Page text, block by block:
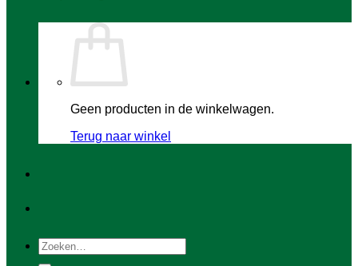
Geen producten in de winkelwagen.
Terug naar winkel
Zoeken
naar: